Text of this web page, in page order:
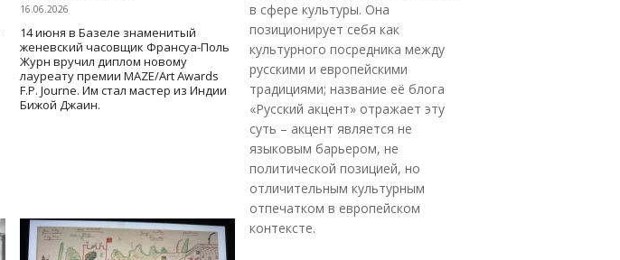
16.06.2026
14 июня в Базеле знаменитый
женевский часовщик Франсуа-Поль
Журн вручил диплом новому
лауреату премии MAZE/Art Awards
F.P. Journe. Им стал мастер из Индии
Бижой Джаин.
в сфере культуры. Она
позиционирует себя как
культурного посредника между
русскими и европейскими
традициями; название её блога
«Русский акцент» отражает эту
суть – акцент является не
языковым барьером, не
политической позицией, но
отличительным культурным
отпечатком в европейском
контексте.